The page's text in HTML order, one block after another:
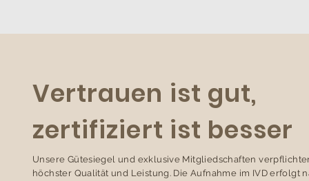
Vertrauen ist gut,
zertifiziert ist besser
Unsere Gütesiegel und exklusive Mitgliedschaften
höchster Qualität und Leistung. Die Aufnahme im IVD erfolgt